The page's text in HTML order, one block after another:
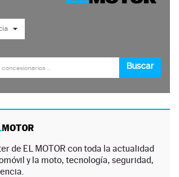
MOTOR
de EL MOTOR con toda la actualidad
y la moto, tecnología, seguridad,